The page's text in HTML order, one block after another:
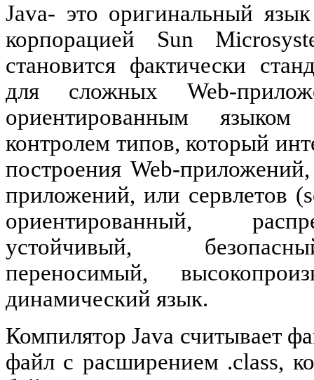
Java- это оригинальный
корпорацией Sun
становится фактически
для сложных Web-
ориентированным
контролем типов, который
построения Web-
приложений, или сервлетов
ориентированный,
устойчивый,
переносимый,
динамический язык.
Компилятор Java считывает
файл с расширением .class,